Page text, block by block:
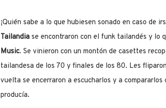
¡Quién sabe a lo que hubiesen sonado en caso de
Tailandia se encontraron con el funk tailandés y lo
Music. Se vinieron con un montón de casettes
tailandesa de los 70 y finales de los 80. Les
vuelta se encerraron a escucharlos y a
producía.